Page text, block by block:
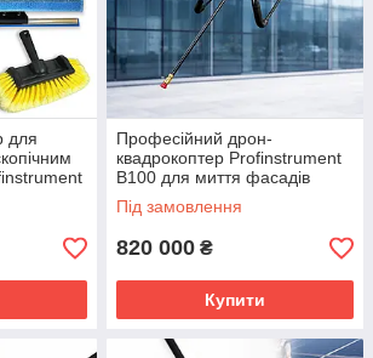
для
Професійний дрон-
квадрокоптер Profinstrument
B100 для миття фасадів
Під замовлення
820 000 ₴
Купити